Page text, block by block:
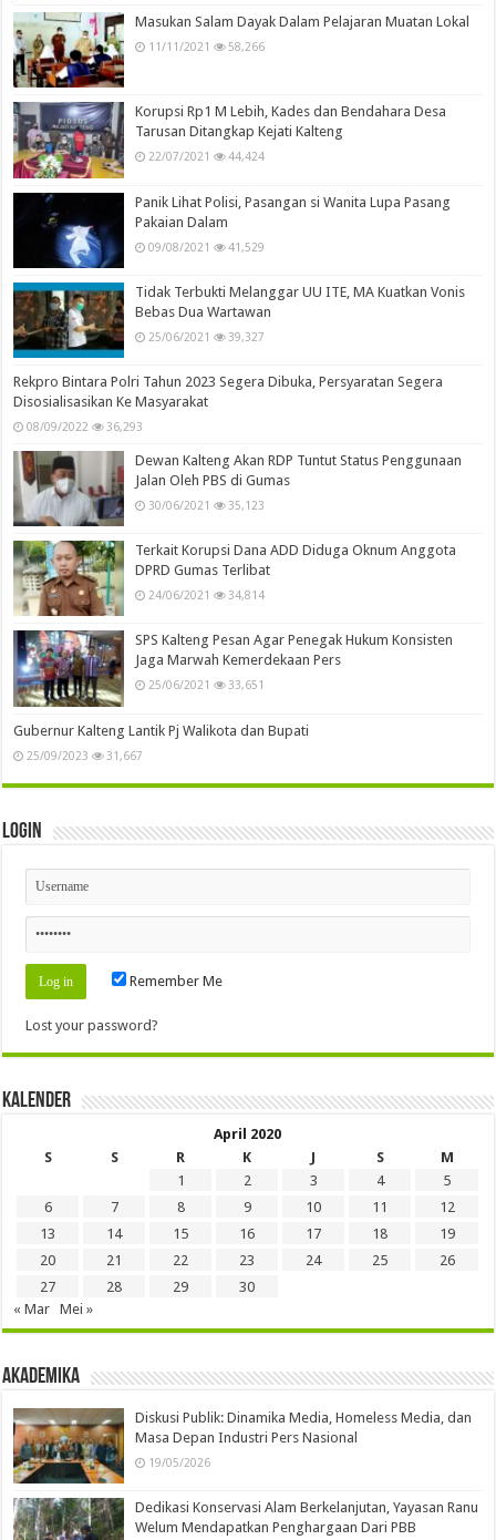
Masukan Salam Dayak Dalam Pelajaran Muatan Lokal
11/11/2021 58,266
Korupsi Rp1 M Lebih, Kades dan Bendahara Desa
Tarusan Ditangkap Kejati Kalteng
22/07/2021 44,424
Panik Lihat Polisi, Pasangan si Wanita Lupa Pasang
Pakaian Dalam
09/08/2021 41,529
Tidak Terbukti Melanggar UU ITE, MA Kuatkan Vonis
Bebas Dua Wartawan
25/06/2021 39,327
Rekpro Bintara Polri Tahun 2023 Segera Dibuka, Persyaratan Segera
Disosialisasikan Ke Masyarakat
08/09/2022 36,293
Dewan Kalteng Akan RDP Tuntut Status Penggunaan
Jalan Oleh PBS di Gumas
30/06/2021 35,123
Terkait Korupsi Dana ADD Diduga Oknum Anggota
DPRD Gumas Terlibat
24/06/2021 34,814
SPS Kalteng Pesan Agar Penegak Hukum Konsisten
Jaga Marwah Kemerdekaan Pers
25/06/2021 33,651
Gubernur Kalteng Lantik Pj Walikota dan Bupati
25/09/2023 31,667
Login
Remember Me
Lost your password?
Kalender
April 2020
S
S R K J S
M
1
2 3 4
5
6
7 8 9 10 11
12
13
14 15 16 17 18
19
20
21 22 23 24 25
26
27
28 29
30
« Mar
Mei »
Akademika
Diskusi Publik: Dinamika Media, Homeless Media, dan
Masa Depan Industri Pers Nasional
19/05/2026
Dedikasi Konservasi Alam Berkelanjutan, Yayasan Ranu
Welum Mendapatkan Penghargaan Dari PBB